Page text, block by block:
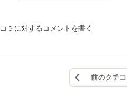
ミに対するコメントを書く
前のクチ